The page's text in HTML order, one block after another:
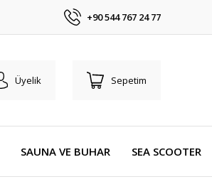
+90 544 767 24 77
Üyelik Sepetim
SAUNA VE BUHAR SEA SCOOTER